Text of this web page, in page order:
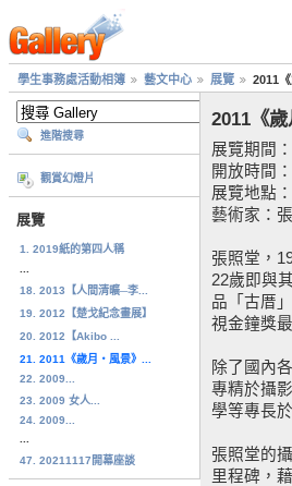
學生事務處活動相簿 藝文中心 展覽 2011
進階搜尋
觀賞幻燈片
展覽
1. 2019紙的第四人稱
18. 2013【人間清曠─李...
19. 2012【楚戈紀念畫展】
20. 2012【Akibo ...
21. 2011《歲月‧風景》...
22. 2009...
23. 2009 女人...
24. 2009...
47. 20211117開幕座談
2011《
展覽期間
開放時間
展覽地點
藝術家：
張照堂，
22歲即與
品「古厝
視金鐘獎
除了國內
專精於攝
學等專長
張照堂的
里程碑，